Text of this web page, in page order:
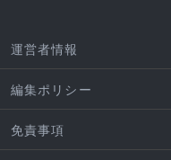
運営者情報
編集ポリシー
免責事項